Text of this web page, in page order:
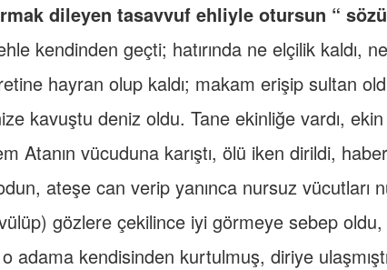
dileyen tasavvuf ehliyle otursun “
kendinden geçti; hatırında ne elçilik kaldı,
hayran olup kaldı; makam erişip sultan
kavuştu deniz oldu. Tane ekinliğe vardı,
Atanın vücuduna karıştı, ölü iken dirildi,
ateşe can verip yanınca nursuz vücutları
gözlere çekilince iyi görmeye sebep
adama kendisinden kurtulmuş, diriye